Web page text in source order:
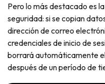
Pero lo más destacado es
seguridad: si se copian
dirección de correo
credenciales de inicio de
borrará automáticamente
después de un período de